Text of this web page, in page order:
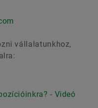
vállalatunkhoz,
- Videó